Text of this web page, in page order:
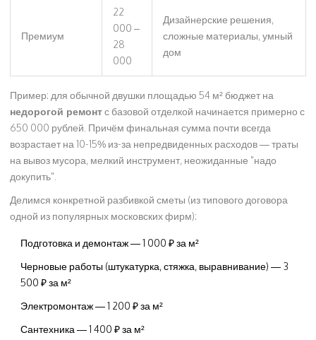
Премиум
22
000 –
28
000
Дизайнерские решения,
сложные материалы, умный
дом
Пример: для обычной двушки площадью 54 м² бюджет на
недорогой ремонтс базовой отделкой начинается примерно с
650 000 рублей. Причём финальная сумма почти всегда
возрастает на 10-15% из-за непредвиденных расходов — траты
на вывоз мусора, мелкий инструмент, неожиданные "надо
докупить".
Делимся конкретной разбивкой сметы (из типового договора
одной из популярных московских фирм):
Подготовка и демонтаж — 1 000 ₽ за м²
Черновые работы (штукатурка, стяжка, выравнивание) — 3
500 ₽ за м²
Электромонтаж — 1 200 ₽ за м²
Сантехника — 1 400 ₽ за м²